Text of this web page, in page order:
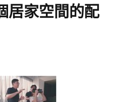
居家空間的配